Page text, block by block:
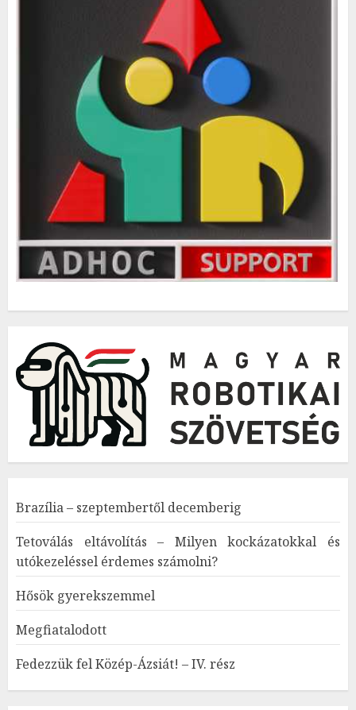
Brazília – szeptembertől decemberig
Tetoválás eltávolítás – Milyen kockázatokkal és
utókezeléssel érdemes számolni?
Hősök gyerekszemmel
Megfiatalodott
Fedezzük fel Közép-Ázsiát! – IV. rész